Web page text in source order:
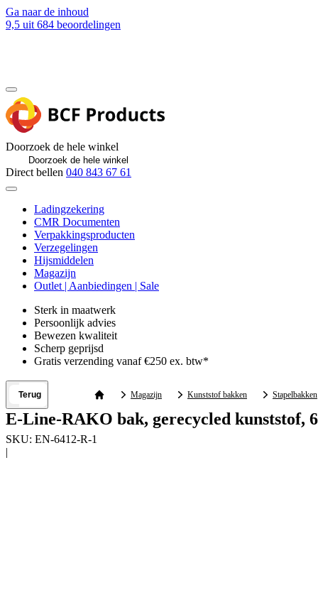
Ga naar de inhoud
9,5 uit 684 beoordelingen
Doorzoek de hele winkel
Direct bellen 040 843 67 61
Ladingzekering
CMR Documenten
Verpakkingsproducten
Verzegelingen
Hijsmiddelen
Magazijn
Outlet | Aanbiedingen | Sale
Sterk in maatwerk
Persoonlijk advies
Bewezen kwaliteit
Scherp geprijsd
Gratis verzending vanaf €250 ex. btw*
Terug Magazijn Kunststof bakken Stapelbakken
E-Line-RAKO bak, gerecycled kunststof,
SKU: EN-6412-R-1
|